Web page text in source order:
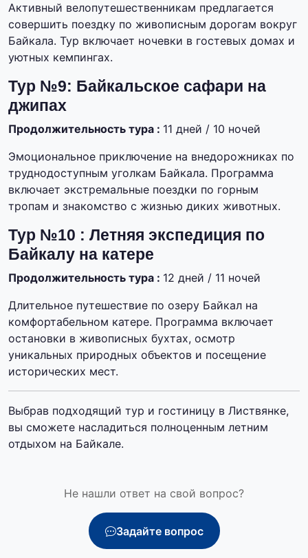
Активный велопутешественникам предлагается
совершить поездку по живописным дорогам вокруг
Байкала. Тур включает ночевки в гостевых домах и
уютных кемпингах.
Тур №9: Байкальское сафари на
джипах
Продолжительность тура : 11 дней / 10 ночей
Эмоциональное приключение на внедорожниках по
труднодоступным уголкам Байкала. Программа
включает экстремальные поездки по горным
тропам и знакомство с жизнью диких животных.
Тур №10 : Летняя экспедиция по
Байкалу на катере
Продолжительность тура : 12 дней / 11 ночей
Длительное путешествие по озеру Байкал на
комфортабельном катере. Программа включает
остановки в живописных бухтах, осмотр
уникальных природных объектов и посещение
исторических мест.
Выбрав подходящий тур и гостиницу в Листвянке,
вы сможете насладиться полноценным летним
отдыхом на Байкале.
Не нашли ответ на свой вопрос?
Задайте вопрос